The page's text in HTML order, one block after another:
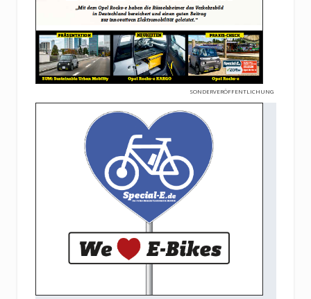
SONDERVERÖFFENTLICHUNG